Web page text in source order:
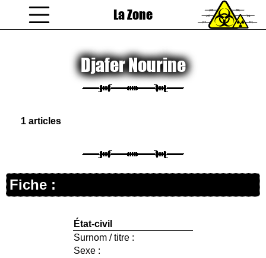
La Zone
Djafer Nourine
1 articles
Fiche :
État-civil
Surnom / titre :
Sexe :